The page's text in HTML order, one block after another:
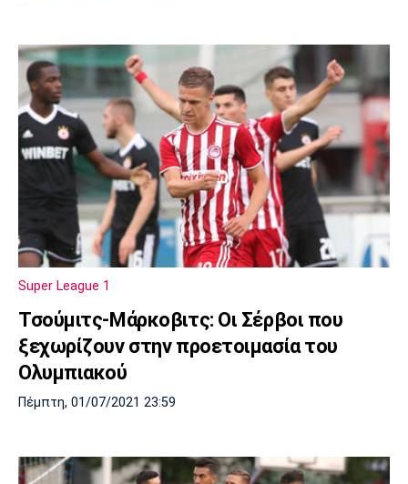
Super League 1
Τσούμιτς-Μάρκοβιτς: Οι Σέρβοι που
ξεχωρίζουν στην προετοιμασία του
Ολυμπιακού
Πέμπτη, 01/07/2021 23:59